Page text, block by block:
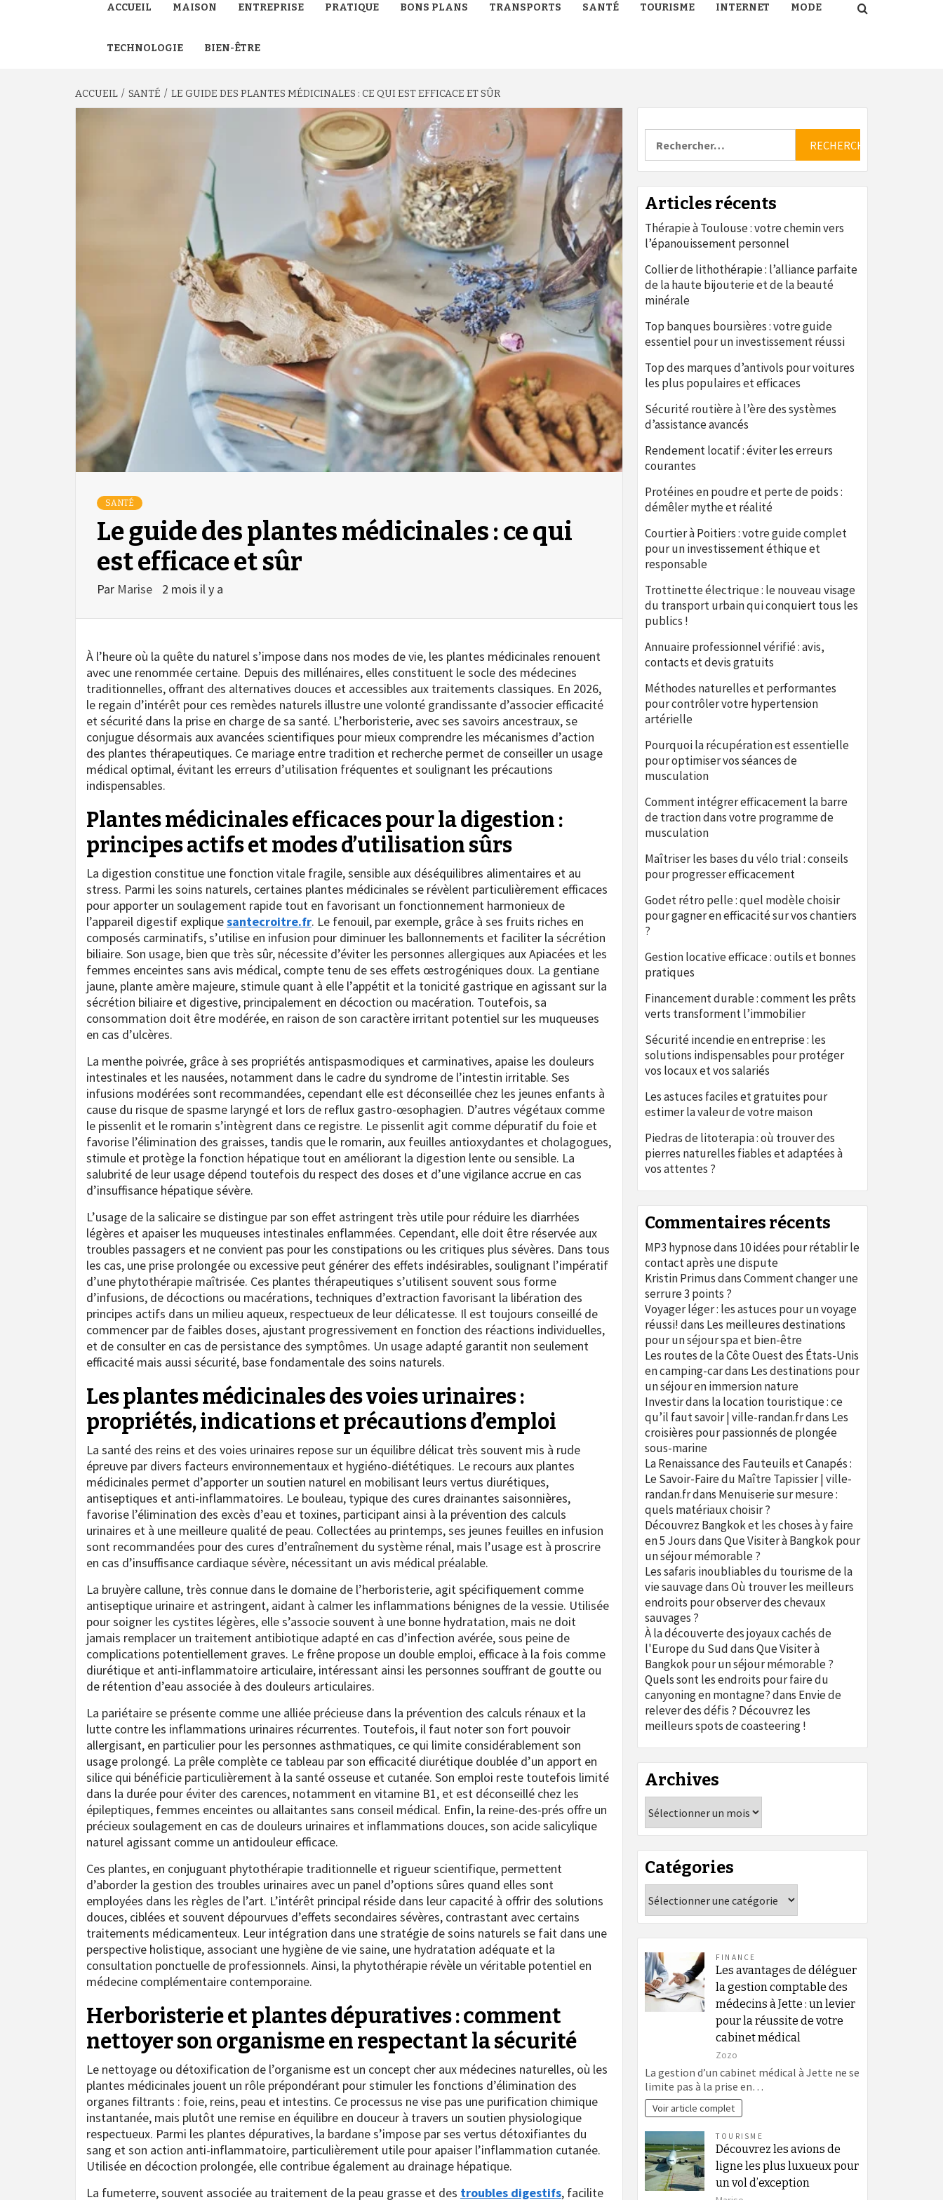
ACCUEIL MAISON ENTREPRISE PRATIQUE BONS PLANS TRANSPORTS SANTÉ TOURISME INTERNET MODE
TECHNOLOGIE BIEN-ÊTRE
ACCUEIL SANTÉ LE GUIDE DES PLANTES MÉDICINALES : CE QUI EST EFFICACE ET SÛR
SANTÉ
Le guide des plantes médicinales : ce qui
est efficace et sûr
Par Marise 2 mois il y a
À l’heure où la quête du naturel s’impose dans nos modes de vie, les plantes médicinales renouent
avec une renommée certaine. Depuis des millénaires, elles constituent le socle des médecines
traditionnelles, offrant des alternatives douces et accessibles aux traitements classiques. En 2026,
le regain d’intérêt pour ces remèdes naturels illustre une volonté grandissante d’associer efficacité
et sécurité dans la prise en charge de sa santé. L’herboristerie, avec ses savoirs ancestraux, se
conjugue désormais aux avancées scientifiques pour mieux comprendre les mécanismes d’action
des plantes thérapeutiques. Ce mariage entre tradition et recherche permet de conseiller un usage
médical optimal, évitant les erreurs d’utilisation fréquentes et soulignant les précautions
indispensables.
Plantes médicinales efficaces pour la digestion :
principes actifs et modes d’utilisation sûrs
La digestion constitue une fonction vitale fragile, sensible aux déséquilibres alimentaires et au
stress. Parmi les soins naturels, certaines plantes médicinales se révèlent particulièrement efficaces
pour apporter un soulagement rapide tout en favorisant un fonctionnement harmonieux de
l’appareil digestif expliquesantecroitre.fr. Le fenouil, par exemple, grâce à ses fruits riches en
composés carminatifs, s’utilise en infusion pour diminuer les ballonnements et faciliter la sécrétion
biliaire. Son usage, bien que très sûr, nécessite d’éviter les personnes allergiques aux Apiacées et les
femmes enceintes sans avis médical, compte tenu de ses effets œstrogéniques doux. La gentiane
jaune, plante amère majeure, stimule quant à elle l’appétit et la tonicité gastrique en agissant sur la
sécrétion biliaire et digestive, principalement en décoction ou macération. Toutefois, sa
consommation doit être modérée, en raison de son caractère irritant potentiel sur les muqueuses
en cas d’ulcères.
La menthe poivrée, grâce à ses propriétés antispasmodiques et carminatives, apaise les douleurs
intestinales et les nausées, notamment dans le cadre du syndrome de l’intestin irritable. Ses
infusions modérées sont recommandées, cependant elle est déconseillée chez les jeunes enfants à
cause du risque de spasme laryngé et lors de reflux gastro-œsophagien. D’autres végétaux comme
le pissenlit et le romarin s’intègrent dans ce registre. Le pissenlit agit comme dépuratif du foie et
favorise l’élimination des graisses, tandis que le romarin, aux feuilles antioxydantes et cholagogues,
stimule et protège la fonction hépatique tout en améliorant la digestion lente ou sensible. La
salubrité de leur usage dépend toutefois du respect des doses et d’une vigilance accrue en cas
d’insuffisance hépatique sévère.
L’usage de la salicaire se distingue par son effet astringent très utile pour réduire les diarrhées
légères et apaiser les muqueuses intestinales enflammées. Cependant, elle doit être réservée aux
troubles passagers et ne convient pas pour les constipations ou les critiques plus sévères. Dans tous
les cas, une prise prolongée ou excessive peut générer des effets indésirables, soulignant l’impératif
d’une phytothérapie maîtrisée. Ces plantes thérapeutiques s’utilisent souvent sous forme
d’infusions, de décoctions ou macérations, techniques d’extraction favorisant la libération des
principes actifs dans un milieu aqueux, respectueux de leur délicatesse. Il est toujours conseillé de
commencer par de faibles doses, ajustant progressivement en fonction des réactions individuelles,
et de consulter en cas de persistance des symptômes. Un usage adapté garantit non seulement
efficacité mais aussi sécurité, base fondamentale des soins naturels.
Les plantes médicinales des voies urinaires :
propriétés, indications et précautions d’emploi
La santé des reins et des voies urinaires repose sur un équilibre délicat très souvent mis à rude
épreuve par divers facteurs environnementaux et hygiéno-diététiques. Le recours aux plantes
médicinales permet d’apporter un soutien naturel en mobilisant leurs vertus diurétiques,
antiseptiques et anti-inflammatoires. Le bouleau, typique des cures drainantes saisonnières,
favorise l’élimination des excès d’eau et toxines, participant ainsi à la prévention des calculs
urinaires et à une meilleure qualité de peau. Collectées au printemps, ses jeunes feuilles en infusion
sont recommandées pour des cures d’entraînement du système rénal, mais l’usage est à proscrire
en cas d’insuffisance cardiaque sévère, nécessitant un avis médical préalable.
La bruyère callune, très connue dans le domaine de l’herboristerie, agit spécifiquement comme
antiseptique urinaire et astringent, aidant à calmer les inflammations bénignes de la vessie. Utilisée
pour soigner les cystites légères, elle s’associe souvent à une bonne hydratation, mais ne doit
jamais remplacer un traitement antibiotique adapté en cas d’infection avérée, sous peine de
complications potentiellement graves. Le frêne propose un double emploi, efficace à la fois comme
diurétique et anti-inflammatoire articulaire, intéressant ainsi les personnes souffrant de goutte ou
de rétention d’eau associée à des douleurs articulaires.
La pariétaire se présente comme une alliée précieuse dans la prévention des calculs rénaux et la
lutte contre les inflammations urinaires récurrentes. Toutefois, il faut noter son fort pouvoir
allergisant, en particulier pour les personnes asthmatiques, ce qui limite considérablement son
usage prolongé. La prêle complète ce tableau par son efficacité diurétique doublée d’un apport en
silice qui bénéficie particulièrement à la santé osseuse et cutanée. Son emploi reste toutefois limité
dans la durée pour éviter des carences, notamment en vitamine B1, et est déconseillé chez les
épileptiques, femmes enceintes ou allaitantes sans conseil médical. Enfin, la reine-des-prés offre un
précieux soulagement en cas de douleurs urinaires et inflammations douces, son acide salicylique
naturel agissant comme un antidouleur efficace.
Ces plantes, en conjuguant phytothérapie traditionnelle et rigueur scientifique, permettent
d’aborder la gestion des troubles urinaires avec un panel d’options sûres quand elles sont
employées dans les règles de l’art. L’intérêt principal réside dans leur capacité à offrir des solutions
douces, ciblées et souvent dépourvues d’effets secondaires sévères, contrastant avec certains
traitements médicamenteux. Leur intégration dans une stratégie de soins naturels se fait dans une
perspective holistique, associant une hygiène de vie saine, une hydratation adéquate et la
consultation ponctuelle de professionnels. Ainsi, la phytothérapie révèle un véritable potentiel en
médecine complémentaire contemporaine.
Herboristerie et plantes dépuratives : comment
nettoyer son organisme en respectant la sécurité
Le nettoyage ou détoxification de l’organisme est un concept cher aux médecines naturelles, où les
plantes médicinales jouent un rôle prépondérant pour stimuler les fonctions d’élimination des
organes filtrants : foie, reins, peau et intestins. Ce processus ne vise pas une purification chimique
instantanée, mais plutôt une remise en équilibre en douceur à travers un soutien physiologique
respectueux. Parmi les plantes dépuratives, la bardane s’impose par ses vertus détoxifiantes du
sang et son action anti-inflammatoire, particulièrement utile pour apaiser l’inflammation cutanée.
Utilisée en décoction prolongée, elle contribue également au drainage hépatique.
La fumeterre, souvent associée au traitement de la peau grasse et des troubles digestifs, facilite
Articles récents
Thérapie à Toulouse : votre chemin vers
l’épanouissement personnel
Collier de lithothérapie : l’alliance parfaite
de la haute bijouterie et de la beauté
minérale
Top banques boursières : votre guide
essentiel pour un investissement réussi
Top des marques d’antivols pour voitures
les plus populaires et efficaces
Sécurité routière à l’ère des systèmes
d’assistance avancés
Rendement locatif : éviter les erreurs
courantes
Protéines en poudre et perte de poids :
démêler mythe et réalité
Courtier à Poitiers : votre guide complet
pour un investissement éthique et
responsable
Trottinette électrique : le nouveau visage
du transport urbain qui conquiert tous les
publics !
Annuaire professionnel vérifié : avis,
contacts et devis gratuits
Méthodes naturelles et performantes
pour contrôler votre hypertension
artérielle
Pourquoi la récupération est essentielle
pour optimiser vos séances de
musculation
Comment intégrer efficacement la barre
de traction dans votre programme de
musculation
Maîtriser les bases du vélo trial : conseils
pour progresser efficacement
Godet rétro pelle : quel modèle choisir
pour gagner en efficacité sur vos chantiers
?
Gestion locative efficace : outils et bonnes
pratiques
Financement durable : comment les prêts
verts transforment l’immobilier
Sécurité incendie en entreprise : les
solutions indispensables pour protéger
vos locaux et vos salariés
Les astuces faciles et gratuites pour
estimer la valeur de votre maison
Piedras de litoterapia : où trouver des
pierres naturelles fiables et adaptées à
vos attentes ?
Commentaires récents
MP3 hypnosedans 10 idées pour rétablir le
contact après une dispute
Kristin PrimusdansComment changer une
serrure 3 points ?
Voyager léger : les astuces pour un voyage
réussi!dans Les meilleures destinations
pour un séjour spa et bien-être
Les routes de la Côte Ouest des États-Unis
en camping-cardans Les destinations pour
un séjour en immersion nature
Investir dans la location touristique : ce
qu’il faut savoir | ville-randan.frdans Les
croisières pour passionnés de plongée
sous-marine
La Renaissance des Fauteuils et Canapés :
Le Savoir-Faire du Maître Tapissier | ville-
randan.frdans Menuiserie sur mesure :
quels matériaux choisir ?
Découvrez Bangkok et les choses à y faire
en 5 JoursdansQue Visiter à Bangkok pour
un séjour mémorable ?
Les safaris inoubliables du tourisme de la
vie sauvagedansOù trouver les meilleurs
endroits pour observer des chevaux
sauvages ?
À la découverte des joyaux cachés de
l'Europe du SuddansQue Visiter à
Bangkok pour un séjour mémorable ?
Quels sont les endroits pour faire du
canyoning en montagne?dans Envie de
relever des défis ? Découvrez les
meilleurs spots de coasteering !
Archives
Catégories
FINANCE
Les avantages de déléguer
la gestion comptable des
médecins à Jette : un levier
pour la réussite de votre
cabinet médical
Zozo
La gestion d’un cabinet médical à Jette ne se
limite pas à la prise en…
Voir article complet
TOURISME
Découvrez les avions de
ligne les plus luxueux pour
un vol d’exception